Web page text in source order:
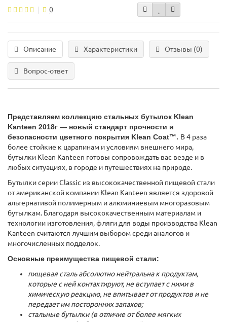
0
Описание Характеристики Отзывы (0)
Вопрос-ответ
Представляем коллекцию стальных бутылок Klean
Kanteen 2018г — новый стандарт прочности и
безопасности цветного покрытия Klean Coat™. В 4 раза
более стойкие к царапинам и условиям внешнего мира,
бутылки Klean Kanteen готовы сопровождать вас везде и в
любых ситуациях, в городе и путешествиях на природе.
Бутылки серии Classic из высококачественной пищевой стали
от американской компании Klean Kanteen является здоровой
альтернативой полимерным и алюминиевым многоразовым
бутылкам. Благодаря высококачественным материалам и
технологии изготовления, фляги для воды производства Klean
Kanteen считаются лучшим выбором среди аналогов и
многочисленных подделок.
Основные преимущества пищевой стали:
пищевая сталь абсолютно нейтральна к продуктам,
которые с ней контактируют, не вступает с ними в
химическую реакцию, не впитывает от продуктов и не
передает им посторонних запахов;
стальные бутылки (в отличие от более мягких